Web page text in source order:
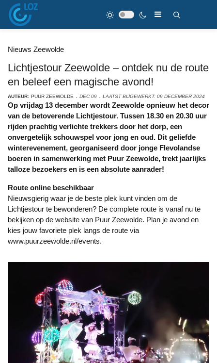
Nieuws Zeewolde
Lichtjestour Zeewolde – ontdek nu de route
en beleef een magische avond!
AUTEUR: PUUR ZEEWOLDE DEC 09 LAATST BIJGEWERKT: 09 DECEMBER 2024
Op vrijdag 13 december wordt Zeewolde opnieuw het decor
van de betoverende Lichtjestour. Tussen 18.30 en 20.30 uur
rijden prachtig verlichte trekkers door het dorp, een
onvergetelijk schouwspel voor jong en oud. Dit geliefde
winterevenement, georganiseerd door jonge Flevolandse
boeren in samenwerking met Puur Zeewolde, trekt jaarlijks
talloze bezoekers en is een absolute aanrader!
Route online beschikbaar
Nieuwsgierig waar je de beste plek kunt vinden om de
Lichtjestour te bewonderen? De complete route is vanaf nu te
bekijken op de website van Puur Zeewolde. Plan je avond en
kies jouw favoriete plek langs de route via
www.puurzeewolde.nl/events.